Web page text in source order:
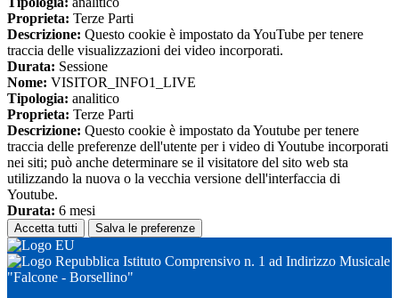
Proprieta: Terze Parti
Descrizione: Questo cookie è impostato da YouTube per tenere
traccia delle visualizzazioni dei video incorporati.
Durata: Sessione
Nome: VISITOR_INFO1_LIVE
Tipologia: analitico
Proprieta: Terze Parti
Descrizione: Questo cookie è impostato da Youtube per tenere
traccia delle preferenze dell'utente per i video di Youtube incorporati
nei siti; può anche determinare se il visitatore del sito web sta
utilizzando la nuova o la vecchia versione dell'interfaccia di
Youtube.
Durata: 6 mesi
Accetta tutti Salva le preferenze
Istituto Comprensivo n. 1 ad Indirizzo Musicale
"Falcone - Borsellino"